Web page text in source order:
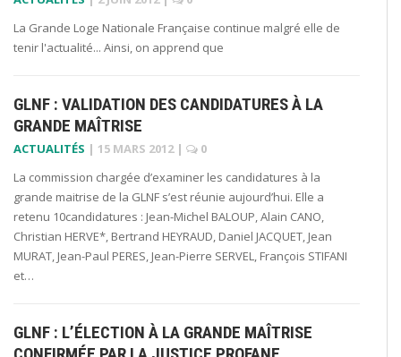
La Grande Loge Nationale Française continue malgré elle de
tenir l'actualité... Ainsi, on apprend que
GLNF : VALIDATION DES CANDIDATURES À LA
GRANDE MAÎTRISE
ACTUALITÉS | 15 MARS 2012 |
0
La commission chargée d’examiner les candidatures à la
grande maitrise de la GLNF s’est réunie aujourd’hui. Elle a
retenu 10candidatures : Jean-Michel BALOUP, Alain CANO,
Christian HERVE*, Bertrand HEYRAUD, Daniel JACQUET, Jean
MURAT, Jean-Paul PERES, Jean-Pierre SERVEL, François STIFANI
et…
GLNF : L’ÉLECTION À LA GRANDE MAÎTRISE